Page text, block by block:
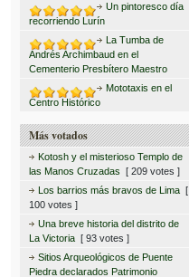
Un pintoresco día
recorriendo Lurín
La Tumba de
Andrés Archimbaud en el
Cementerio Presbítero Maestro
Mototaxis en el
Centro Histórico
Más votados
Kotosh y el misterioso Templo de
las Manos Cruzadas [ 209 votes ]
Los barrios más bravos de Lima [
100 votes ]
Una breve historia del distrito de
La Victoria [ 93 votes ]
Sitios Arqueológicos de Puente
Piedra declarados Patrimonio